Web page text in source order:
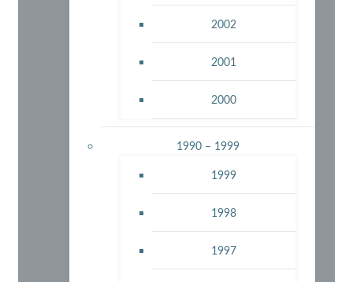
2002
2001
2000
1990 – 1999
1999
1998
1997